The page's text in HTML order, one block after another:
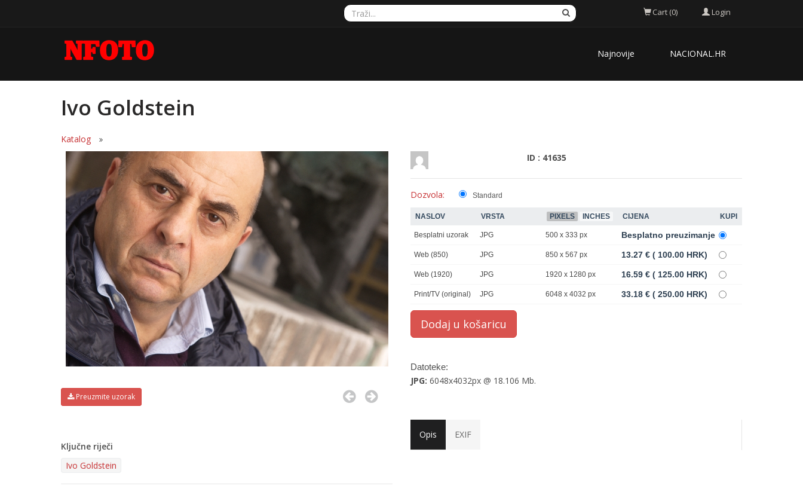
Cart (0) Login
Najnovije NACIONAL.HR
Ivo Goldstein
Katalog
Preuzmite uzorak
Ključne riječi
Ivo Goldstein
ID : 41635
Dozvola: Standard
NASLOV VRSTA PIXELS INCHES CIJENA KUPI
Besplatni uzorak JPG 500 x 333 px Besplatno preuzimanje
Web (850) JPG 850 x 567 px 13.27 € ( 100.00 HRK)
Web (1920) JPG 1920 x 1280 px 16.59 € ( 125.00 HRK)
Print/TV (original) JPG 6048 x 4032 px 33.18 € ( 250.00 HRK)
Datoteke:
JPG: 6048x4032px @ 18.106 Mb.
Opis EXIF